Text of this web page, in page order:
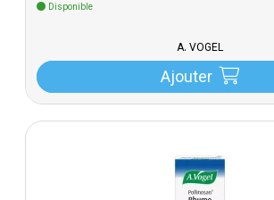
Disponible
A. VOGEL
Ajouter